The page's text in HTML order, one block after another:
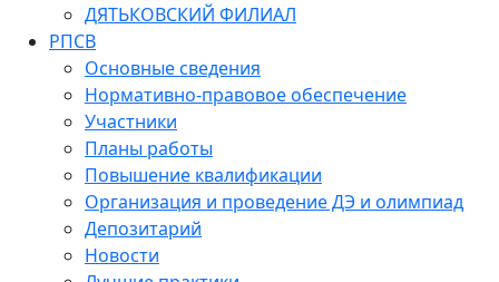
ДЯТЬКОВСКИЙ ФИЛИАЛ
РПСВ
Основные сведения
Нормативно-правовое обеспечение
Участники
Планы работы
Повышение квалификации
Организация и проведение ДЭ и олимпиад
Депозитарий
Новости